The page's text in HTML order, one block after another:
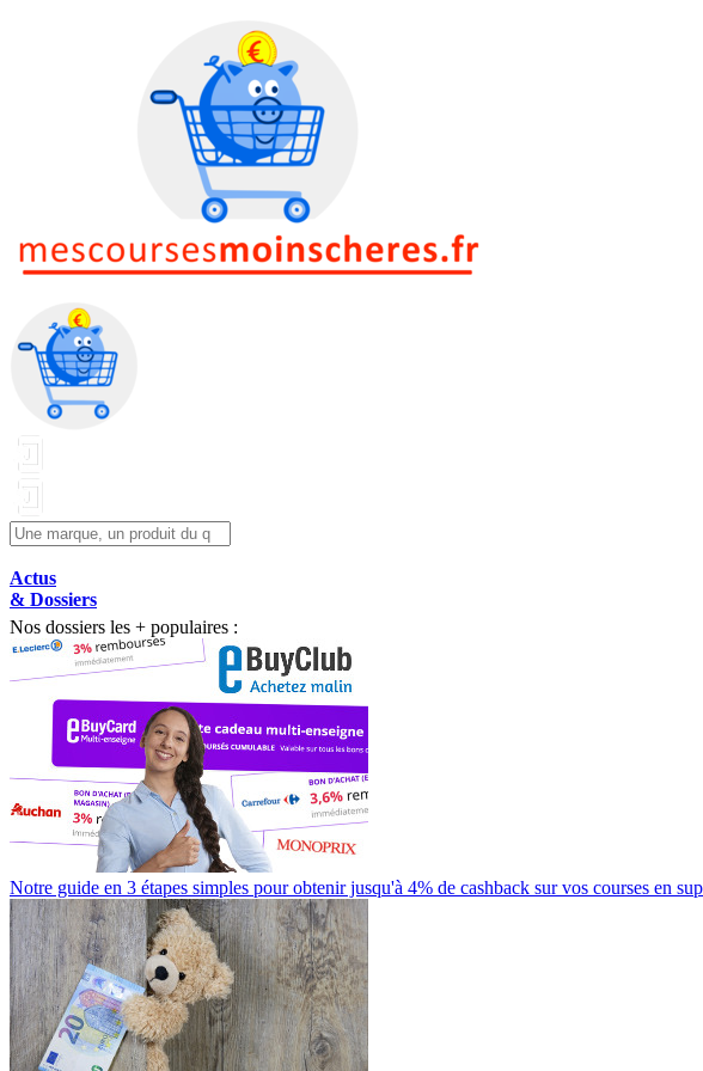
Actus
& Dossiers
Nos dossiers les + populaires :
Notre guide en 3 étapes simples pour obtenir jusqu'à 4% de cashback sur vos courses en